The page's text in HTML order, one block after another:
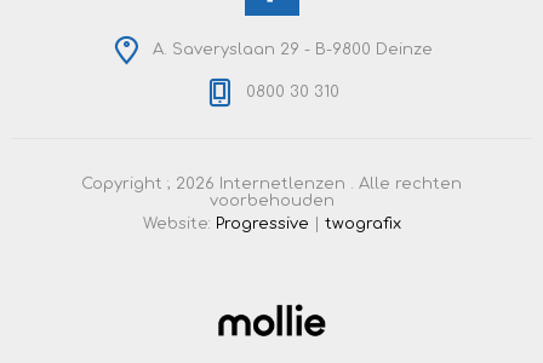
A. Saveryslaan 29 - B-9800 Deinze
0800 30 310
Copyright ; 2026 Internetlenzen . Alle rechten
voorbehouden
Website: Progressive twografix